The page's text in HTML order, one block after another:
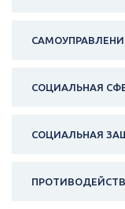
СОЦИАЛЬНАЯ
СОЦИАЛЬНАЯ